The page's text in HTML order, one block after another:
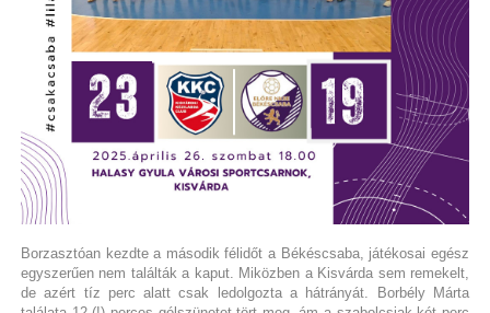
Borzasztóan kezdte a második félidőt a Békéscsaba, játékosai egész
egyszerűen nem találták a kaput. Miközben a Kisvárda sem remekelt,
de azért tíz perc alatt csak ledolgozta a hátrányát. Borbély Márta